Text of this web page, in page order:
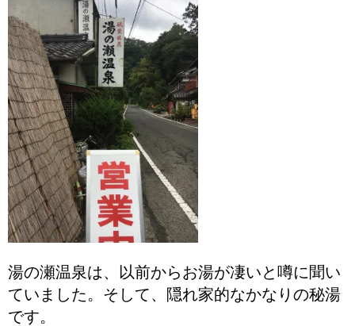
湯の瀬温泉は、以前からお湯が凄いと噂に聞い
ていました。そして、隠れ家的なかなりの秘湯
です。